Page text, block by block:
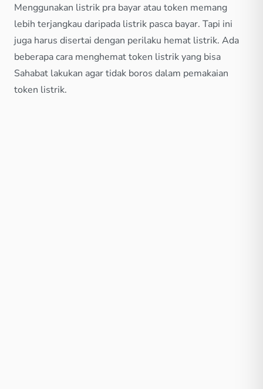
Menggunakan listrik pra bayar atau token memang
lebih terjangkau daripada listrik pasca bayar. Tapi ini
juga harus disertai dengan perilaku hemat listrik. Ada
beberapa cara menghemat token listrik yang bisa
Sahabat lakukan agar tidak boros dalam pemakaian
token listrik.